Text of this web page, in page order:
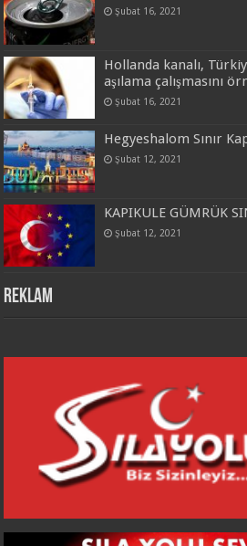
Şubat 16, 2021
Hollanda kanalı,
aşılama çalışmasını
Şubat 16, 2021
Hegyeshalom Sınır
Şubat 12, 2021
KAPIKULE GÜMRÜK
Şubat 12, 2021
REKLAM